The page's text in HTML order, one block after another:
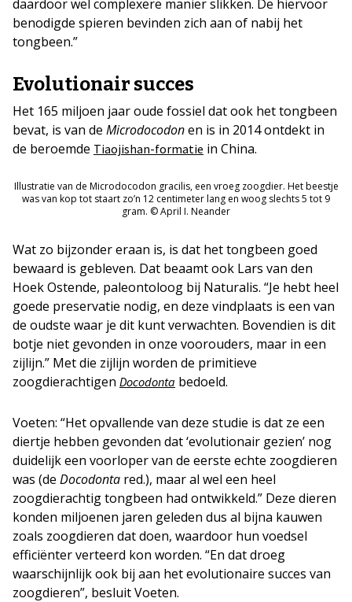
daardoor wel complexere manier slikken. De hiervoor
benodigde spieren bevinden zich aan of nabij het
tongbeen.”
Evolutionair succes
Het 165 miljoen jaar oude fossiel dat ook het tongbeen
bevat, is van de Microdocodonen is in 2014 ontdekt in
de beroemde Tiaojishan-formatie in China.
Illustratie van de Microdocodon gracilis, een vroeg zoogdier. Het beestje
was van kop tot staart zo’n 12 centimeter lang en woog slechts 5 tot 9
gram. © April I. Neander
Wat zo bijzonder eraan is, is dat het tongbeen goed
bewaard is gebleven. Dat beaamt ook Lars van den
Hoek Ostende, paleontoloog bij Naturalis. “Je hebt heel
goede preservatie nodig, en deze vindplaats is een van
de oudste waar je dit kunt verwachten. Bovendien is dit
botje niet gevonden in onze voorouders, maar in een
zijlijn.” Met die zijlijn worden de primitieve
zoogdierachtigen Docodonta bedoeld.
Voeten: “Het opvallende van deze studie is dat ze een
diertje hebben gevonden dat ‘evolutionair gezien’ nog
duidelijk een voorloper van de eerste echte zoogdieren
was (de Docodonta red.), maar al wel een heel
zoogdierachtig tongbeen had ontwikkeld.” Deze dieren
konden miljoenen jaren geleden dus al bijna kauwen
zoals zoogdieren dat doen, waardoor hun voedsel
efficiënter verteerd kon worden. “En dat droeg
waarschijnlijk ook bij aan het evolutionaire succes van
zoogdieren”, besluit Voeten.